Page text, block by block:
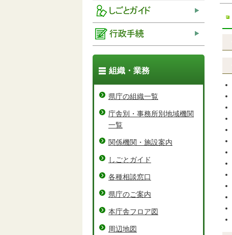
組織・業務
県庁の組織一覧
庁舎別・事務所別地域機関
一覧
関係機関・施設案内
しごとガイド
各種相談窓口
県庁のご案内
本庁舎フロア図
周辺地図